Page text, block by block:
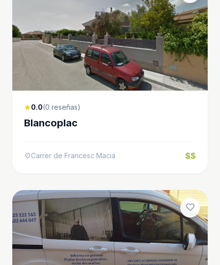
star0.0(0 reseñas)
Blancoplac
location_onCarrer de Francesc Maciá $$
favorite